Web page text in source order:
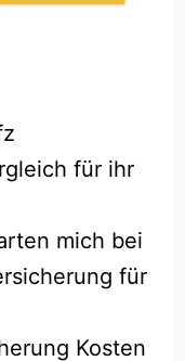
für ihr
mich bei
für
Kosten